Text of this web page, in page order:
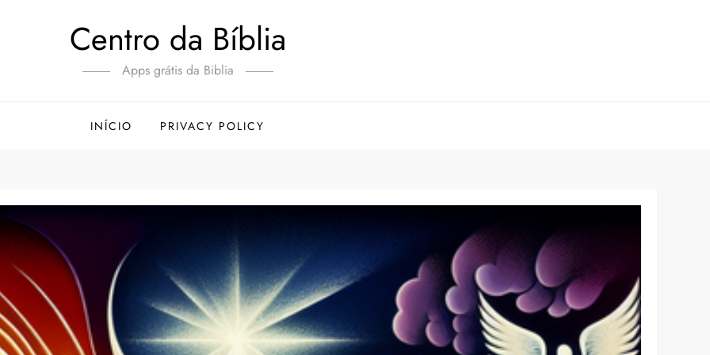
Centro da Bíblia
Apps grátis da Biblia
INÍCIO PRIVACY POLICY